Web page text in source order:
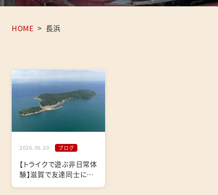
HOME > 長浜
2026.06.20 ブログ
【トライクで遊ぶ非日常体
験】滋賀で友達同士にお